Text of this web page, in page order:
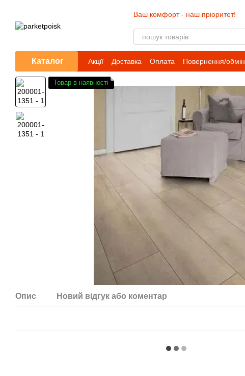
Ваш комфорт - наш пріоритет!
Каталог Акції Доставка Оплата Повернення/обмін
Товар в наявності
Опис Новий відгук або коментар